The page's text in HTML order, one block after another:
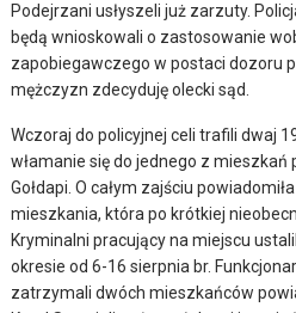
Podejrzani usłyszeli już zarzuty.
będą wnioskowali o zastosowanie
zapobiegawczego w postaci dozoru
mężczyzn zdecyduję olecki sąd.
Wczoraj do policyjnej celi trafili dwaj
włamanie się do jednego z mieszkań
Gołdapi. O całym zajściu
mieszkania, która po krótkiej
Kryminalni pracujący na miejscu
okresie od 6-16 sierpnia br.
zatrzymali dwóch mieszkańców